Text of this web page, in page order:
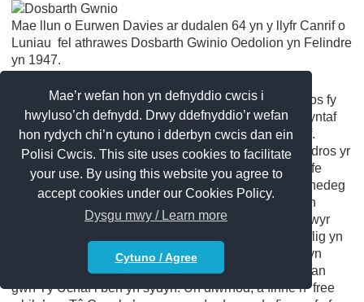
Mae’r wefan hon yn defnyddio cwcis i
hwyluso’ch defnydd. Drwy ddefnyddio’r wefan
hon rydych chi’n cytuno i dderbyn cwcis dan ein
Polisi Cwcis. This site uses cookies to facilitate
your use. By using this website you agree to
accept cookies under our Cookies Policy.
Dysgu mwy / Learn more
Cytuno / Agree
Mae llun o Eurwen Davies ar dudalen 64 yn y llyfr Canrif o
Luniau fel athrawes Dosbarth Gwinio Oedolion yn Felindre
yn 1947.
Byddwn yn mynd fyny i Tŷ Canol yn aml ar neges dros fy
mam ar gefn fy meic, gan fod Anti May yn gyfnither cyntaf
iddi. Ond, roedd un broblem fawr – sef cwn Tŷ Uchaf.
Unwaith y byddai unrhyw un yn croesi’r bont fechan dros yr
afon Esgair am Tŷ Canol a Thy Uchaf -mewn eiliad fe
fyddai cwn Tŷ Uchaf ar eich hol ac yn cyfarth ac yn rhedeg
bob ochr ichi ar gefn y beic. Y gyfrinach oedd pedlo’n
gyflym cyn croesi’r bont a chodi eich traed i fyny i’r awyr
rhag iddyn nhw eich cnoi wedyn tra roedd y cwn dieflig yn
rhedeg a chyfarth gyda chi - nes cyrraedd Tŷ Canol yn
ddiogel. Ond, fe ddaeth yr ymosodiadau hyn arna i gan
gwn Tŷ Uchaf i ben yn sydyn. Un diwrnod, a finne’n ’free